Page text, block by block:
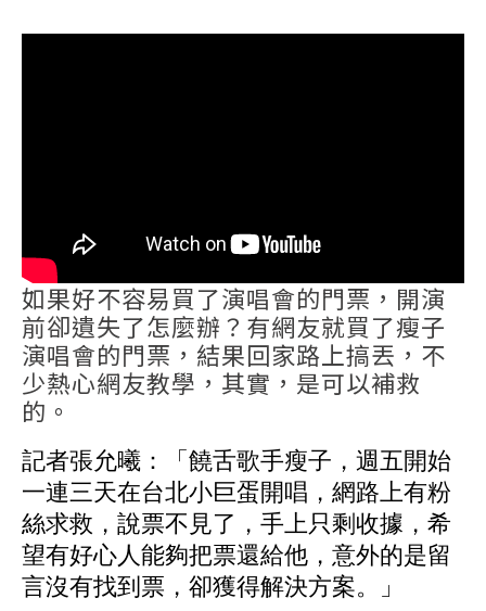
如果好不容易買了演唱會的門票，開演
前卻遺失了怎麼辦？有網友就買了瘦子
演唱會的門票，結果回家路上搞丟，不
少熱心網友教學，其實，是可以補救
的。
記者張允曦：「饒舌歌手瘦子，週五開始
一連三天在台北小巨蛋開唱，網路上有粉
絲求救，說票不見了，手上只剩收據，希
望有好心人能夠把票還給他，意外的是留
言沒有找到票，卻獲得解決方案。」